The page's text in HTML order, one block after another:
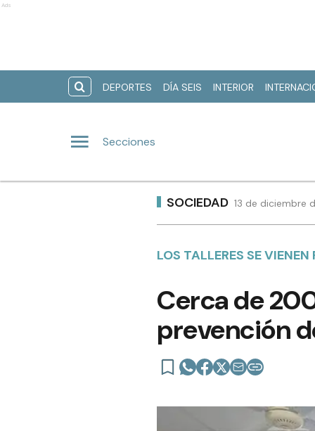
Ads
DEPORTES DÍA SEIS INTERIOR
Secciones
SOCIEDAD 13 de diciembre
LOS TALLERES SE
Cerca de
prevención